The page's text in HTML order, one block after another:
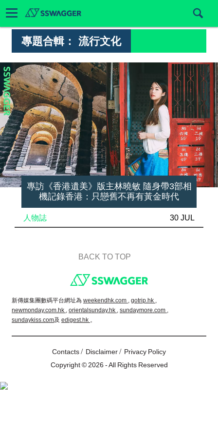
專題合輯： 流行文化
專訪《香港遺美》版主林曉敏 隨身帶3部相
機記錄香港：只戀舊不再有黃金時代
人物誌 30 JUL
BACK TO TOP
新傳媒集團數碼平台網址為 weekendhk.com , gotrip.hk ,
newmonday.com.hk , orientalsunday.hk , sundaymore.com ,
sundaykiss.com及 edigest.hk 。
Contacts/ Disclaimer/ Privacy Policy
Copyright © 2026 - All Rights Reserved